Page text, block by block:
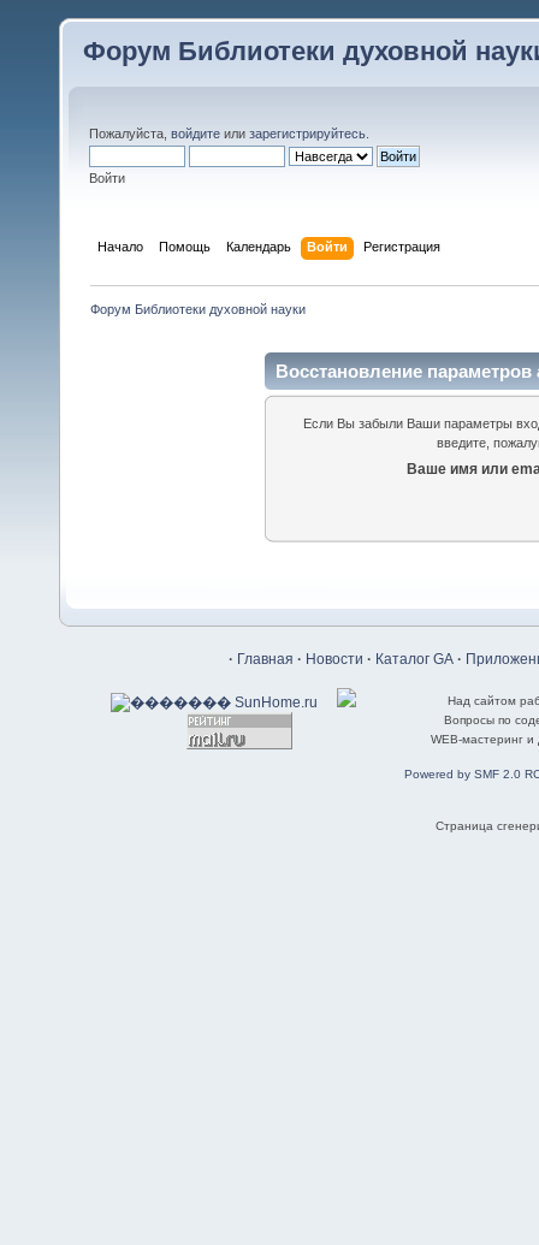
Форум Библиотеки духовной
Пожалуйста, войдите или зарегистрируйтесь
Войти
Начало Помощь Календарь Войти Регистрация
Форум Библиотеки духовной науки
Восстановление параметров
Если Вы забыли Ваши параметры
введите,
Ваше имя или
· Главная · Новости · Каталог GA ·
Над сайтом
Вопросы по
WEB-мастеринг
Powered by SMF 2.0
Страница